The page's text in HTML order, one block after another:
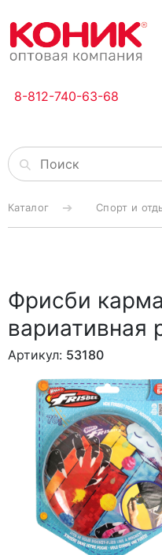
8-812-740-63-68
Каталог Спорт и
Фрисби
вариативная
Артикул: 53180